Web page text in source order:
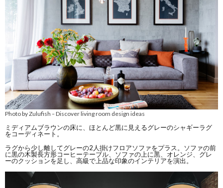
Photo by Zulufish –Discover living room design ideas
ミディアムブラウンの床に、ほとんど黒に見えるグレーのシャギーラグ
をコーディネート。
ラグから少し離してグレーの2人掛けフロアソファをプラス。ソファの前
に黒の木製長方形コーヒーテーブル、ソファの上に黒、オレンジ、グレ
ーのクッションを足し、高級で上品な印象のインテリアを演出。